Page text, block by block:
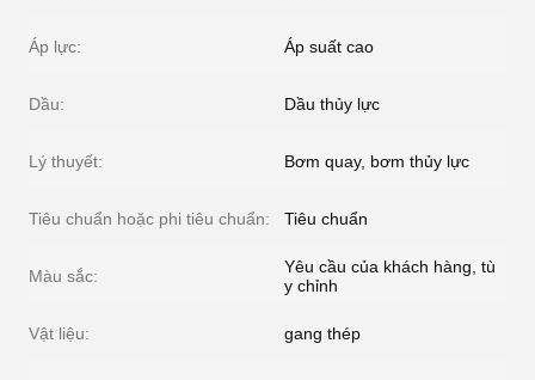
Áp lực: Áp suất cao
Dầu: Dầu thủy lực
Lý thuyết: Bơm quay, bơm thủy lực
Tiêu chuẩn hoặc phi tiêu chuẩn: Tiêu chuẩn
Màu sắc:
Yêu cầu của khách hàng, tù
y chỉnh
Vật liệu: gang thép